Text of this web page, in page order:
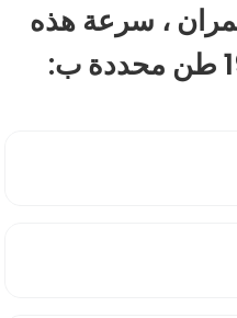
، سرعة هذه